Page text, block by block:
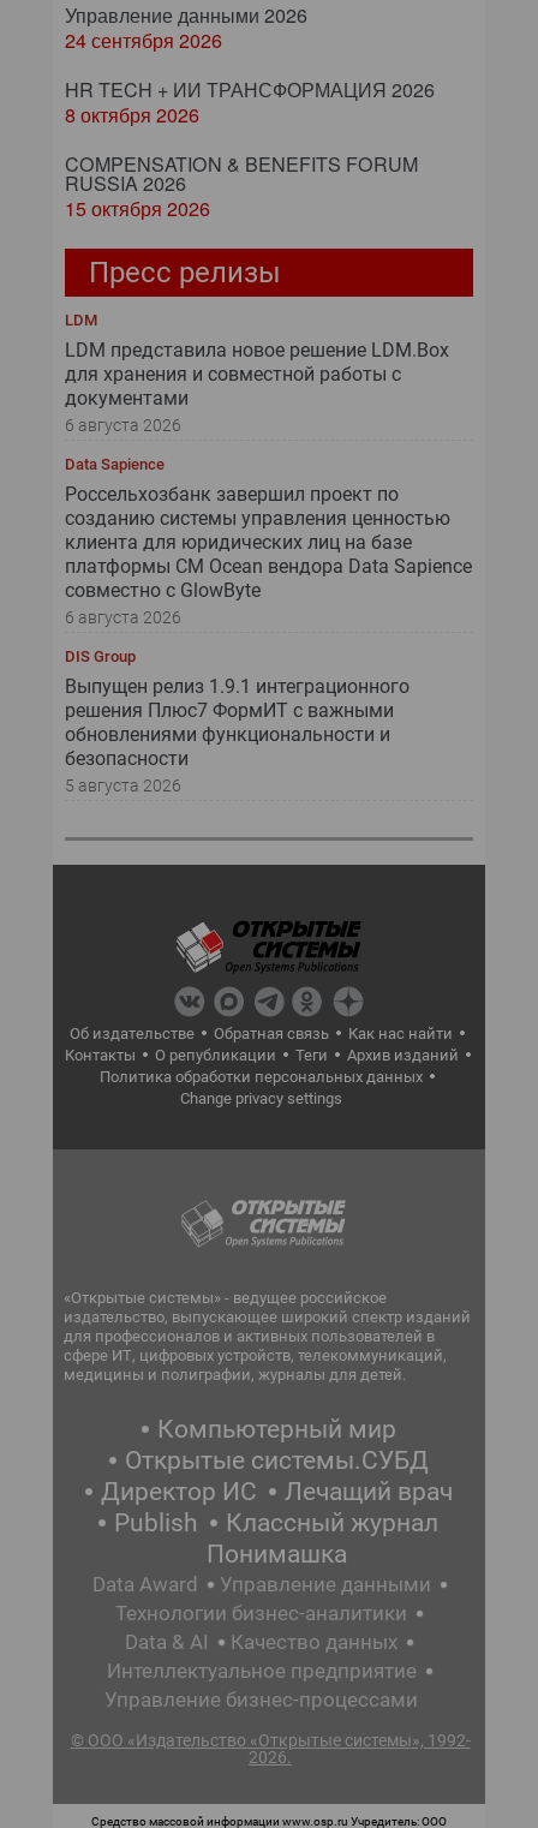
Управление данными 2026
24 сентября 2026
HR TECH + ИИ ТРАНСФОРМАЦИЯ 2026
8 октября 2026
COMPENSATION & BENEFITS FORUM
RUSSIA 2026
15 октября 2026
Пресс релизы
LDM
LDM представила новое решение LDM.Box
для хранения и совместной работы с
документами
6 августа 2026
Data Sapience
Россельхозбанк завершил проект по
созданию системы управления ценностью
клиента для юридических лиц на базе
платформы CM Ocean вендора Data Sapience
совместно с GlowByte
6 августа 2026
DIS Group
Выпущен релиз 1.9.1 интеграционного
решения Плюс7 ФормИТ с важными
обновлениями функциональности и
безопасности
5 августа 2026
Об издательстве Обратная связь
Как нас найти
Контакты
О републикации Теги
Архив изданий
Политика обработки персональных данных
Change privacy settings
«Открытые системы» - ведущее российское
издательство, выпускающее широкий спектр изданий
для профессионалов и активных пользователей в
сфере ИТ, цифровых устройств, телекоммуникаций,
медицины и полиграфии, журналы для детей.
Компьютерный мир
Открытые системы.СУБД
Директор ИС
Лечащий врач
Publish
Классный журнал
Понимашка
Data Award
Управление данными
Технологии бизнес-аналитики
Data & AI
Качество данных
Интеллектуальное предприятие
Управление бизнес-процессами
© ООО «Издательство «Открытые системы», 1992-
2026.
Средство массовой информации www.osp.ru Учредитель: ООО